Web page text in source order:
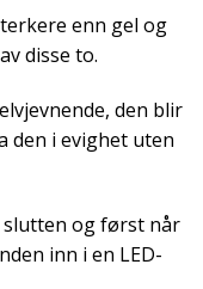
enn gel og
disse to.
den blir
den i evighet uten
slutten og først når
inn i en LED-